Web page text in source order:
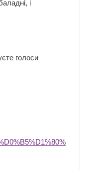
і
голоси